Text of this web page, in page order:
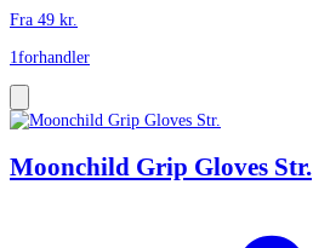
Fra 49 kr.
1forhandler
Moonchild Grip Gloves Str.